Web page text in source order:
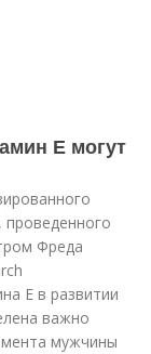
Е могут
проведенного
Фреда
Е в развитии
важно
мужчины